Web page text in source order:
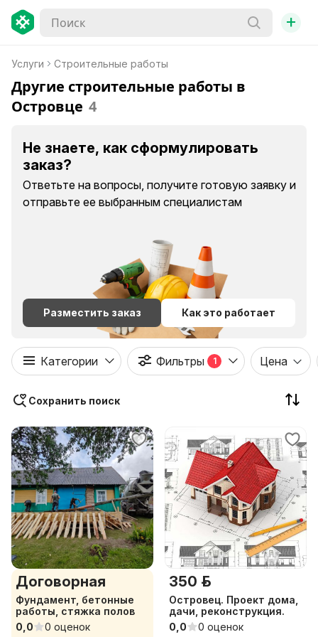
+
Услуги Строительные работы
Другие строительные работы в
Островце 4
Не знаете, как сформулировать
заказ?
Ответьте на вопросы, получите готовую заявку и
отправьте ее выбранным специалистам
Разместить заказ Как это работает
Категории Фильтры 1 Цена
Сохранить поиск
Договорная
Фундамент, бетонные
работы, стяжка полов
0,0
0 оценок
350 р.
Островец. Проект дома,
дачи, реконструкция.
0,0
0 оценок